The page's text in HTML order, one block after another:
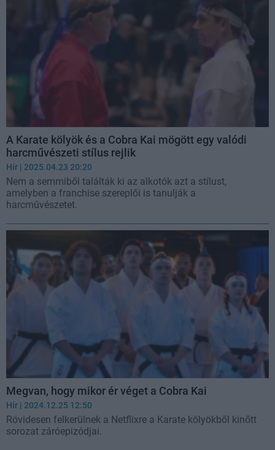
A Karate kölyök és a Cobra Kai mögött egy valódi
harcművészeti stílus rejlik
Hír | 2025.04.23 20:20
Nem a semmiből találták ki az alkotók azt a stílust,
amelyben a franchise szereplői is tanulják a
harcművészetet.
Megvan, hogy mikor ér véget a Cobra Kai
Hír | 2024.12.25 12:50
Rövidesen felkerülnek a Netflixre a Karate kölyökből kinőtt
sorozat záróepizódjai.